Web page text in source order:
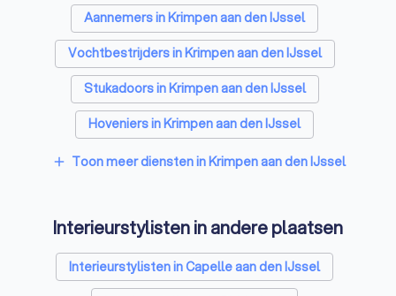
Online
interieuradvies
– intake op
afstand
– digitaal
moodboard
–
adviesrapport
€ 150,- tot €
350,-
Benieuwd naar de mogelijkheden? Ontvang gespecificeerde
offertes voor jouw project en zie precies wat het kost. Door
offertes van meerdere aanbieders te vergelijken bespaar je
Hoe gaat een interieurstylist te werk?
Het traject dat je ingaat met je interieurstylist is volledig
Aannemers in Krimpen aan den IJssel
Vochtbestrijders in Krimpen aan den IJssel
Stukadoors in Krimpen aan den IJssel
Hoveniers in Krimpen aan den IJssel
Gevelspecialisten in Krimpen aan den IJssel
Elektriciens in Krimpen aan den IJssel
Isolatiebedrijven in Krimpen aan den IJssel
add Toon meer diensten in Krimpen aan den IJssel
Interieurstylisten in andere plaatsen
Interieurstylisten in Capelle aan den IJssel